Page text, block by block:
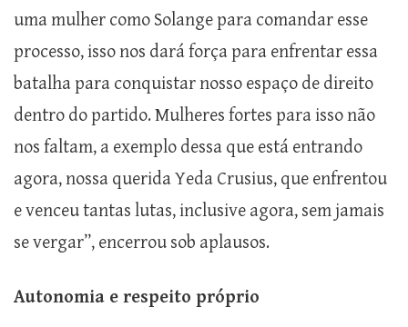
uma mulher como Solange para comandar esse
processo, isso nos dará força para enfrentar essa
batalha para conquistar nosso espaço de direito
dentro do partido. Mulheres fortes para isso não
nos faltam, a exemplo dessa que está entrando
agora, nossa querida Yeda Crusius, que enfrentou
e venceu tantas lutas, inclusive agora, sem jamais
se vergar”, encerrou sob aplausos.
Autonomia e respeito próprio